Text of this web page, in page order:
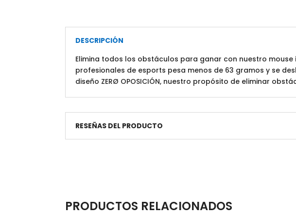
DESCRIPCIÓN
Elimina todos los obstáculos para ganar con nuestro
profesionales de esports pesa menos de 63 gramos y se
diseño ZERØ OPOSICIÓN, nuestro propósito de eliminar
RESEÑAS DEL PRODUCTO
PRODUCTOS RELACIONADOS